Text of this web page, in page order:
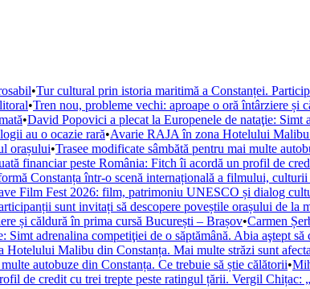
•Tur cultural prin istoria maritimă a Constanței.
•Tren nou, probleme vechi: aproape o oră întârziere și
•David Popovici a plecat la Europenele de nataţie: Simt
au o ocazie rară•Avarie RAJA în zona Hotelului Malibu
orașului•Trasee modificate sâmbătă pentru mai multe
financiar peste România: Fitch îi acordă un profil de
Constanța într-o scenă internațională a filmului,
Film Fest 2026: film, patrimoniu UNESCO și dialog
sunt invitați să descopere poveștile orașului de la
și căldură în prima cursă București – Brașov•Carmen
adrenalina competiţiei de o săptămână. Abia aştept să
Hotelului Malibu din Constanța. Mai multe străzi sunt
autobuze din Constanța. Ce trebuie să știe călătorii•
de credit cu trei trepte peste ratingul țării. Vergil